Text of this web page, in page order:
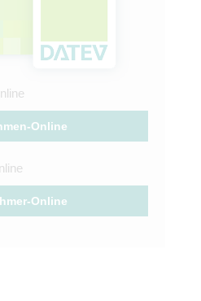
Online
Online